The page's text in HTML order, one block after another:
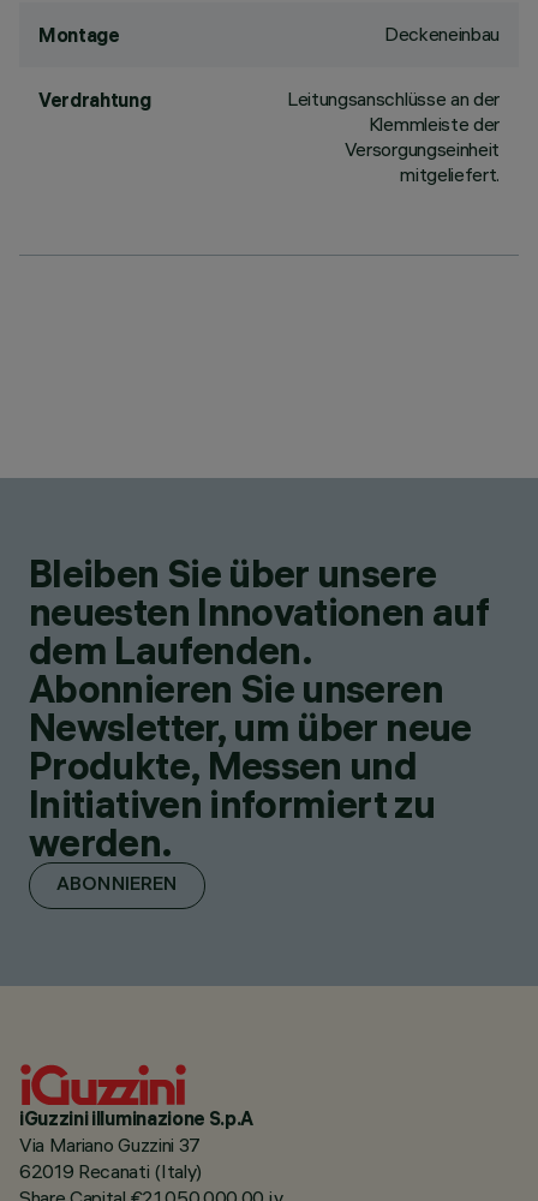
Montage Deckeneinbau
Verdrahtung
Leitungsanschlüsse an der
Klemmleiste der
Versorgungseinheit
mitgeliefert.
Bleiben Sie über unsere
neuesten Innovationen auf
dem Laufenden.
Abonnieren Sie unseren
Newsletter, um über neue
Produkte, Messen und
Initiativen informiert zu
werden.
ABONNIEREN
iGuzzini illuminazione S.p.A
Via Mariano Guzzini 37
62019 Recanati (Italy)